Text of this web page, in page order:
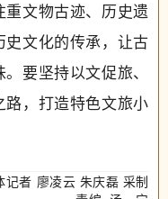
文物古迹、历史遗
文化的传承，让古
要坚持以文促旅、
，打造特色文旅小
记者 廖凌云 朱庆磊 采制